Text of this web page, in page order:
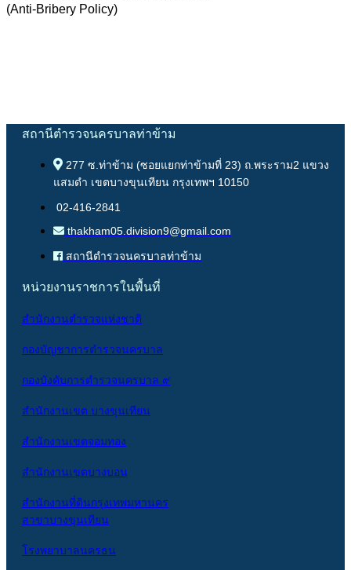
(Anti-Bribery Policy)
สถานีตำรวจนครบาลท่าข้าม
277 ซ.ท่าข้าม (ซอยแยกท่าข้ามที่ 23) ถ.พระราม2 แขวง
แสมดำ เขตบางขุนเทียน กรุงเทพฯ 10150
02-416-2841
thakham05.division9@gmail.com
สถานีตำรวจนครบาลท่าข้าม
หน่วยงานราชการในพื้นที่
สำนักงานตำรวจแห่งชาติ
กองบัญชาการตำรวจนครบาล
กองบังคับการตำรวจนครบาล ๙
สำนักงานเขต บางขุนเทียน
สำนักงานเขตจอมทอง
สำนักงานเขตบางบอน
สำนักงานที่ดินกรุงเทพมหานคร
สาขาบางขุนเทียน
โรงพยาบาลนครธน